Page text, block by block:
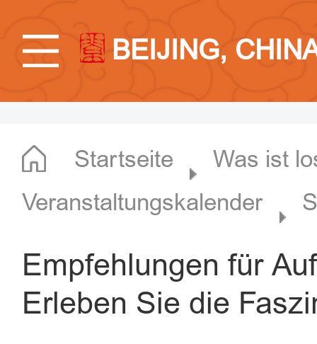
BEIJING,
Startseite
Was ist
Veranstaltungskalender
Empfehlungen für
Erleben Sie die